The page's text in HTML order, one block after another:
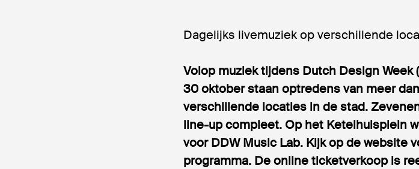
Dagelijks livemuziek op verschillende
Volop muziek tijdens Dutch Design Week
30 oktober staan optredens van meer
verschillende locaties in de stad.
line-up compleet. Op het Ketelhuisplein
voor DDW Music Lab. Kijk op de website
programma. De online ticketverkoop is